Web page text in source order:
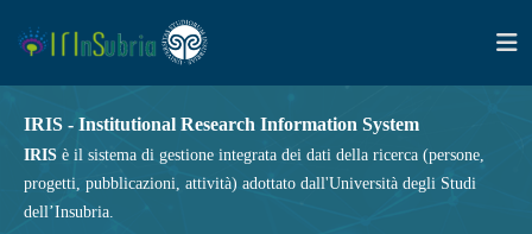
IRIS - Institutional Research Information System
IRIS è il sistema di gestione integrata dei dati della ricerca (persone,
progetti, pubblicazioni, attività) adottato dall'Università degli Studi
dell’Insubria.